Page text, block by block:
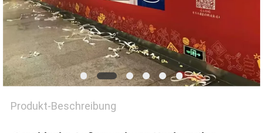
Produkt-Beschreibung